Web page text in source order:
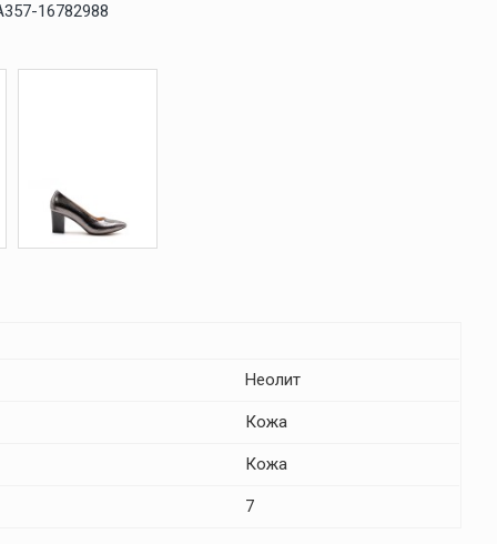
16782988
Неолит
Кожа
Кожа
7